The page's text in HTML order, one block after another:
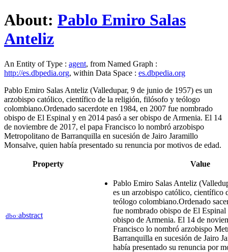
About: Pablo Emiro Salas
Anteliz
An Entity of Type : agent, from Named Graph :
http://es.dbpedia.org, within Data Space : es.dbpedia.org
Pablo Emiro Salas Anteliz (Valledupar, 9 de junio de 1957) es un
arzobispo católico, científico de la religión, filósofo y teólogo
colombiano.Ordenado sacerdote en 1984, en 2007 fue nombrado
obispo de El Espinal y en 2014 pasó a ser obispo de Armenia. El 14
de noviembre de 2017, el papa Francisco lo nombró arzobispo
Metropolitano de Barranquilla​ en sucesión de Jairo Jaramillo
Monsalve, quien había presentado su renuncia por motivos de edad.
Property Value
dbo:abstract
Pablo Emiro Salas Anteliz
es un arzobispo católico, científico
teólogo colombiano.Ordenado
fue nombrado obispo de El Espinal
obispo de Armenia. El 14 de
Francisco lo nombró arzobispo
Barranquilla​ en sucesión de Jairo
había presentado su renuncia por